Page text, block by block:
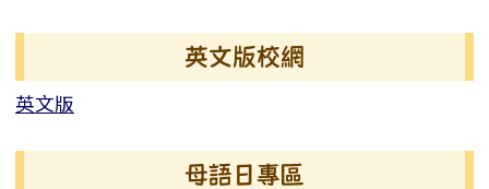
英文版校網
英文版
母語日專區